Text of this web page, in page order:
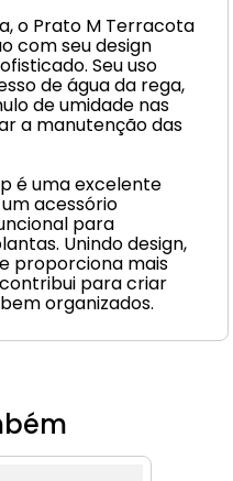
o Prato M Terracota
com seu design
Seu uso
de água da rega,
de umidade nas
a manutenção das
é uma excelente
acessório
para
Unindo design,
proporciona mais
para criar
organizados.